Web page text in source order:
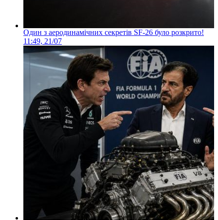
Один з аеродинамічних секретів SF-26 було розкрито!
11:49, 21/07